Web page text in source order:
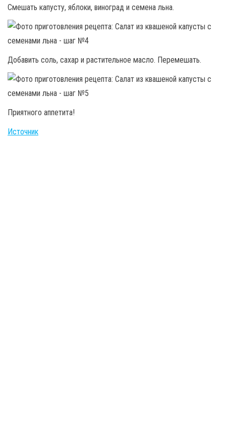
Смешать капусту, яблоки, виноград и семена льна.
Добавить соль, сахар и растительное масло. Перемешать.
Приятного аппетита!
Источник